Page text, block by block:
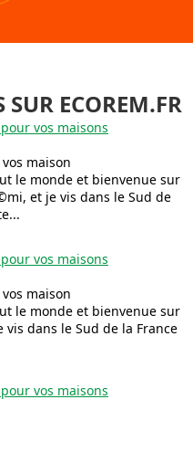
SUR ECOREM.FR
vos maisons
maison
le monde et bienvenue sur
et je vis dans le Sud de
vos maisons
maison
le monde et bienvenue sur
vis dans le Sud de la France
vos maisons